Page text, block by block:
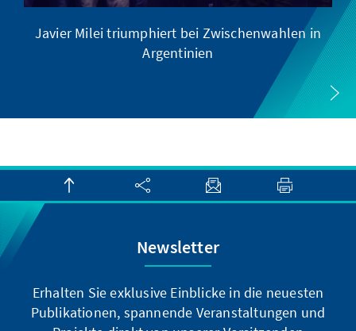
Javier Milei triumphiert bei Zwischenwahlen in
Argentinien
Newsletter
Erhalten Sie exklusive Einblicke in die neuesten
Publikationen, spannende Veranstaltungen und